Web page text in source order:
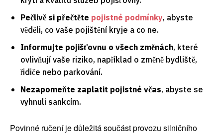
Pečlivě si přečtěte pojistné podmínky, abyste
věděli, co vaše pojištění kryje a co ne.
Informujte pojišťovnu o všech změnách, které
ovlivňují vaše riziko, například o změně bydliště,
řidiče nebo parkování.
Nezapomeňte zaplatit pojistné včas, abyste se
vyhnuli sankcím.
Povinné ručení je důležitá součást provozu silničního